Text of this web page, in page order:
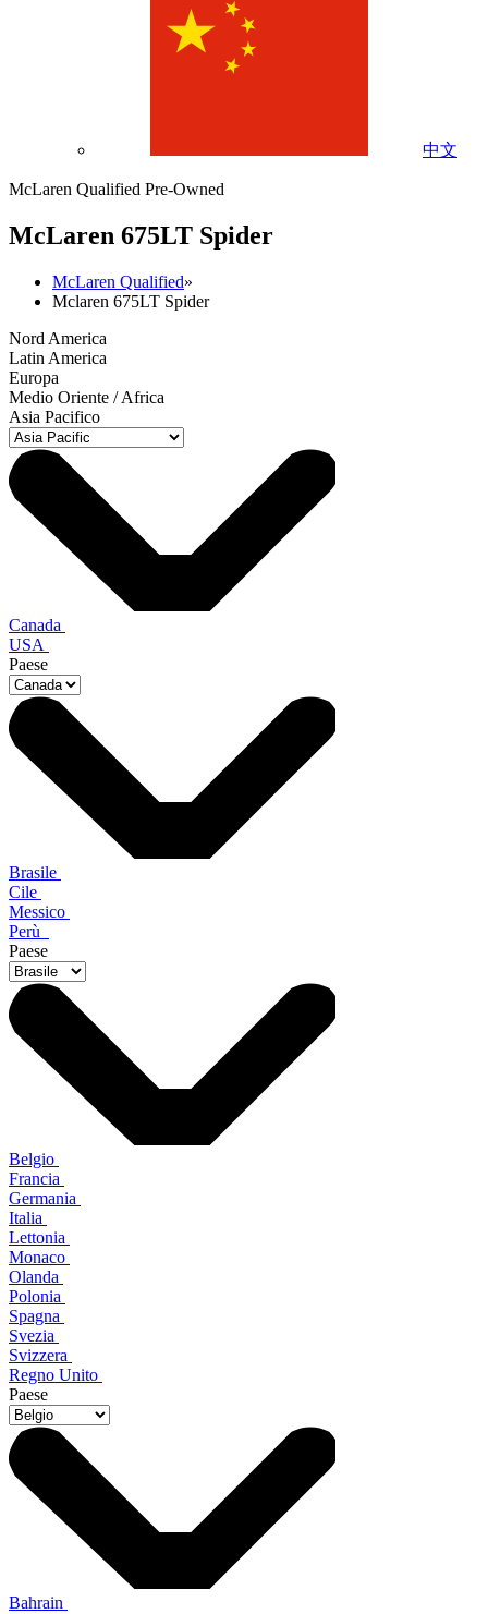
中文
McLaren Qualified Pre-Owned
McLaren 675LT Spider
McLaren Qualified»
Mclaren 675LT Spider
Nord America
Latin America
Europa
Medio Oriente / Africa
Asia Pacifico
Canada
USA
Paese
Brasile
Cile
Messico
Perù
Paese
Belgio
Francia
Germania
Italia
Lettonia
Monaco
Olanda
Polonia
Spagna
Svezia
Svizzera
Regno Unito
Paese
Bahrain